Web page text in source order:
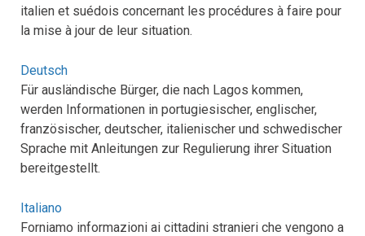
italien et suédois concernant les procédures à faire pour
la mise à jour de leur situation.
Deutsch
Für ausländische Bürger, die nach Lagos kommen,
werden Informationen in portugiesischer, englischer,
französischer, deutscher, italienischer und schwedischer
Sprache mit Anleitungen zur Regulierung ihrer Situation
bereitgestellt.
Italiano
Forniamo informazioni ai cittadini stranieri che vengono a